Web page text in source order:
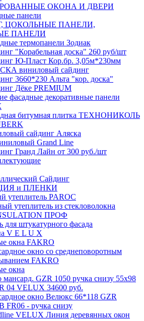
ОКОНА И ДВЕРИ
панели
ЦОКОЛЬНЫЕ ПАНЕЛИ,
ПАНЕЛИ
термопанели Зодиак
"Корабельная доска" 260 руб/шт
Ю-Пласт Кор.бр. 3,05м*230мм
виниловый сайдинг
3660*230 Альта "кор. доска"
Дёке PREMIUM
фасадные декоративные панели
битумная плитка ТЕХНОНИКОЛЬ
сайдинг Аляска
Grand Line
Гранд Лайн от 300 руб./шт
Сайдинг
и ПЛЕНКИ
утеплитель PAROC
утеплитель из стекловолокна
ПРОФ
для штукатурного фасада
V E L U X
окна FAKRO
окно со среднеповоротным
FAKRO
окна
GZR 1050 ручка снизу 55х98
04 VELUX 34600 руб.
окно Велюкс 66*118 GZR
FR06 - ручка снизу
VELUX Линия деревянных окон